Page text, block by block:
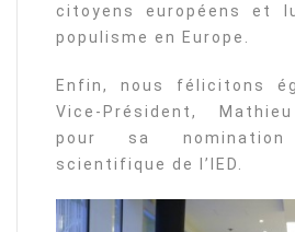
citoyens européens et
populisme en Europe.
Enfin, nous félicitons
Vice-Président,
pour sa
scientifique de l’IED.